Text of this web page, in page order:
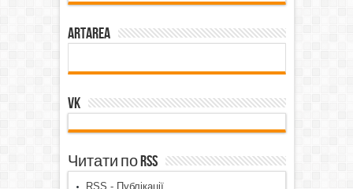
ArtArea
VK
Читати по RSS
RSS - Публікації